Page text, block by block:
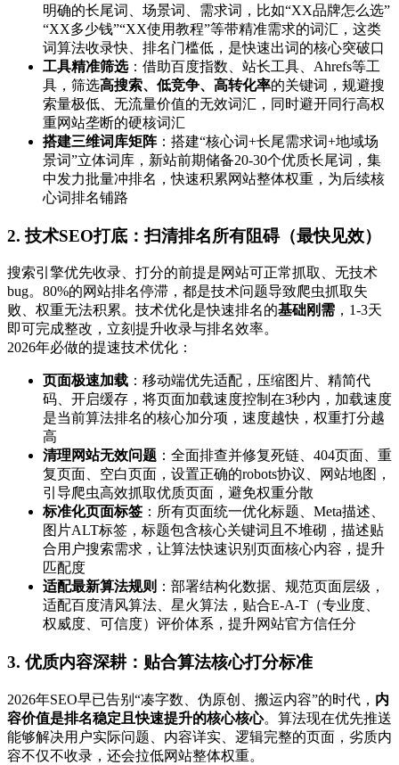
明确的长尾词、场景词、需求词，比如“XX品牌怎么选”
“XX多少钱”“XX使用教程”等带精准需求的词汇，这类
词算法收录快、排名门槛低，是快速出词的核心突破口
工具精准筛选：借助百度指数、站长工具、Ahrefs等工
具，筛选高搜索、低竞争、高转化率的关键词，规避搜
索量极低、无流量价值的无效词汇，同时避开同行高权
重网站垄断的硬核词汇
搭建三维词库矩阵：搭建“核心词+长尾需求词+地域场
景词”立体词库，新站前期储备20-30个优质长尾词，集
中发力批量冲排名，快速积累网站整体权重，为后续核
心词排名铺路
2. 技术SEO打底：扫清排名所有阻碍（最快见效）
搜索引擎优先收录、打分的前提是网站可正常抓取、无技术
bug。80%的网站排名停滞，都是技术问题导致爬虫抓取失
败、权重无法积累。技术优化是快速排名的基础刚需 ，1-3天
即可完成整改，立刻提升收录与排名效率。
2026年必做的提速技术优化：
页面极速加载 ：移动端优先适配，压缩图片、精简代
码、开启缓存，将页面加载速度控制在3秒内，加载速度
是当前算法排名的核心加分项，速度越快，权重打分越
高
清理网站无效问题 ：全面排查并修复死链、404页面、重
复页面、空白页面，设置正确的robots协议、网站地图，
引导爬虫高效抓取优质页面，避免权重分散
标准化页面标签 ：所有页面统一优化标题、Meta描述、
图片ALT标签，标题包含核心关键词且不堆砌，描述贴
合用户搜索需求，让算法快速识别页面核心内容，提升
匹配度
适配最新算法规则 ：部署结构化数据、规范页面层级，
适配百度清风算法、星火算法，贴合E-A-T（专业度、
权威度、可信度）评价体系，提升网站官方信任分
3. 优质内容深耕：贴合算法核心打分标准
2026年SEO早已告别“凑字数、伪原创、搬运内容”的时代， 内
容价值是排名稳定且快速提升的核心核心。算法现在优先推送
能够解决用户实际问题、内容详实、逻辑完整的页面，劣质内
容不仅不收录，还会拉低网站整体权重。